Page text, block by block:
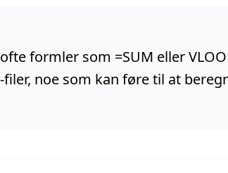
formler som =SUM eller
noe som kan føre til at